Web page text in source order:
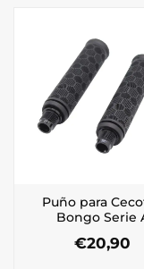
Puño para
Bongo Serie
€20,90